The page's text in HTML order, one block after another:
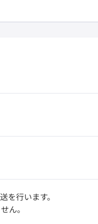
を行います。
ん。